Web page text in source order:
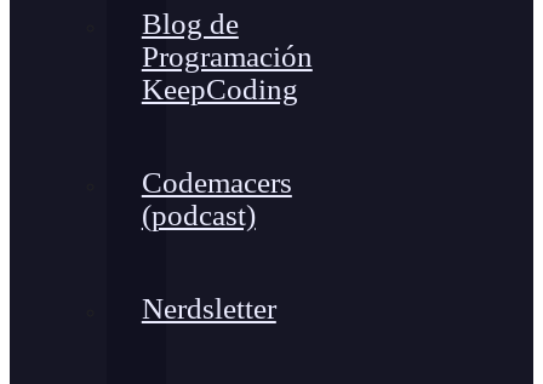
Blog de
Programación
KeepCoding
Codemacers
(podcast)
Nerdsletter